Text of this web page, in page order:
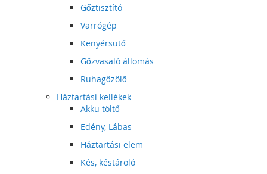
Gőztisztító
Varrógép
Kenyérsütő
Gőzvasaló állomás
Ruhagőzölő
Háztartási kellékek
Akku töltő
Edény, Lábas
Háztartási elem
Kés, késtároló